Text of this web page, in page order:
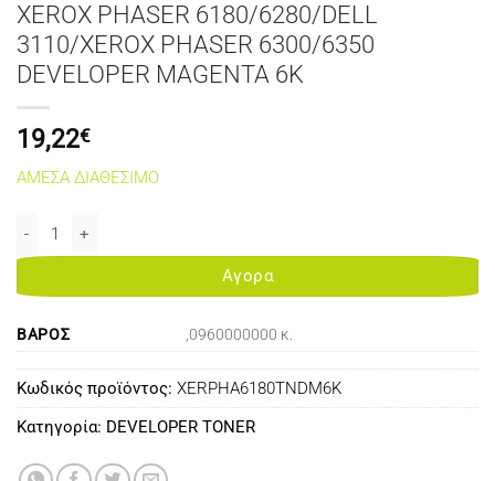
XEROX PHASER 6180/6280/DELL
3110/XEROX PHASER 6300/6350
DEVELOPER MAGENTA 6K
19,22€
ΑΜΕΣΑ ΔΙΑΘΕΣΙΜΟ
XEROX PHASER 6180/6280/DELL 3110/XEROX PHASER 6300/6350
Αγορα
ΒΆΡΟΣ ,0960000000 κ.
Κωδικός προϊόντος: XERPHA6180TNDM6K
Κατηγορία: DEVELOPER TONER